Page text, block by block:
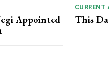
Appointed
CURRENT
This